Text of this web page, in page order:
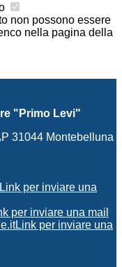
non possono essere
nella pagina della
"Primo Levi"
31044 Montebelluna
Link per inviare una
per inviare una mail
Link per inviare una